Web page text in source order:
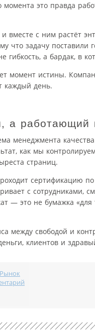
момента это правда
и вместе с ним растёт
что задачу
гибкость, а бардак, в
момент истины.
каждый день.
а работающий
менеджмента
как мы
страниц.
сертификацию
с
— это не бумажка
между свободой и
клиентов и
Рынок